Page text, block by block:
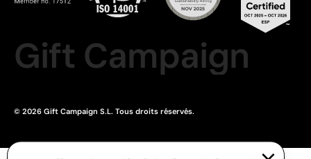
Gift Campaign
© 2026 Gift Campaign S.L. Tous droits réservés.